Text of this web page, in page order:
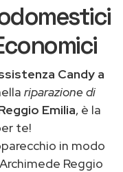
Candy a
riparazione di
Emilia, è la
te!
in modo
Reggio